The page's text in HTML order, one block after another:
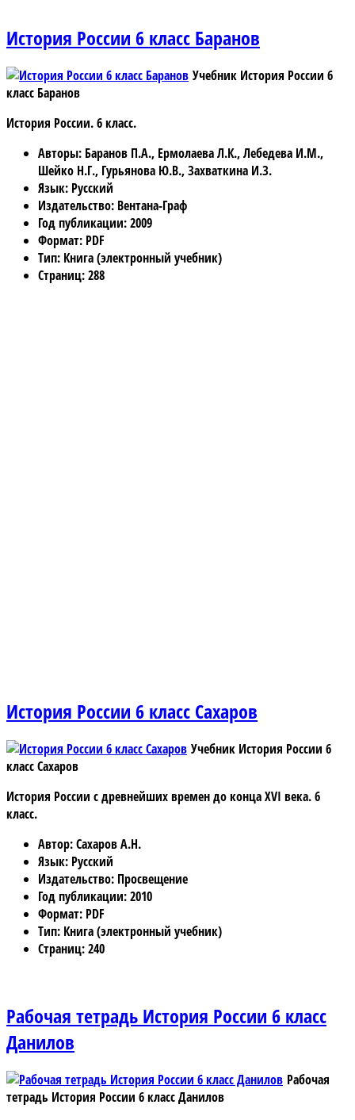
История России 6 класс Баранов
Учебник История России 6
класс Баранов
История России. 6 класс.
Авторы: Баранов П.А., Ермолаева Л.К., Лебедева И.М.,
Шейко Н.Г., Гурьянова Ю.В., Захваткина И.З.
Язык: Русский
Издательство: Вентана-Граф
Год публикации: 2009
Формат: PDF
Тип: Книга (электронный учебник)
Страниц: 288
История России 6 класс Сахаров
Учебник История России 6
класс Сахаров
История России с древнейших времен до конца XVI века. 6
класс.
Автор: Сахаров А.Н.
Язык: Русский
Издательство: Просвещение
Год публикации: 2010
Формат: PDF
Тип: Книга (электронный учебник)
Страниц: 240
Рабочая тетрадь История России 6 класс
Данилов
Рабочая
тетрадь История России 6 класс Данилов